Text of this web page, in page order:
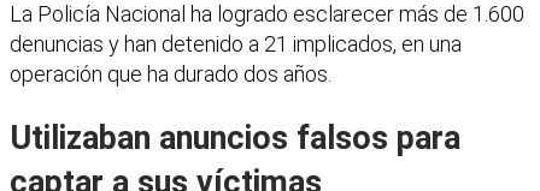
La Policía Nacional ha logrado esclarecer más de 1.600
denuncias y han detenido a 21 implicados, en una
operación que ha durado dos años.
Utilizaban anuncios falsos para
captar a sus víctimas